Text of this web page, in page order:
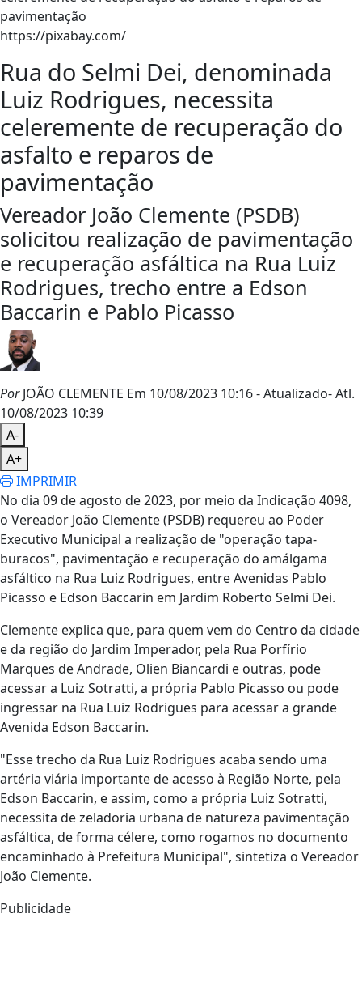
https://pixabay.com/
Rua do Selmi Dei, denominada
Luiz Rodrigues, necessita
celeremente de recuperação do
asfalto e reparos de
pavimentação
Vereador João Clemente (PSDB)
solicitou realização de pavimentação
e recuperação asfáltica na Rua Luiz
Rodrigues, trecho entre a Edson
Baccarin e Pablo Picasso
PorJOÃO CLEMENTE Em 10/08/2023 10:16- Atualizado- Atl.
10/08/2023 10:39
A-
A+
IMPRIMIR
No dia 09 de agosto de 2023, por meio da Indicação 4098,
o Vereador João Clemente (PSDB) requereu ao Poder
Executivo Municipal a realização de "operação tapa-
buracos", pavimentação e recuperação do amálgama
asfáltico na Rua Luiz Rodrigues, entre Avenidas Pablo
Picasso e Edson Baccarin em Jardim Roberto Selmi Dei.
Clemente explica que, para quem vem do Centro da cidade
e da região do Jardim Imperador, pela Rua Porfírio
Marques de Andrade, Olien Biancardi e outras, pode
acessar a Luiz Sotratti, a própria Pablo Picasso ou pode
ingressar na Rua Luiz Rodrigues para acessar a grande
Avenida Edson Baccarin.
"Esse trecho da Rua Luiz Rodrigues acaba sendo uma
artéria viária importante de acesso à Região Norte, pela
Edson Baccarin, e assim, como a própria Luiz Sotratti,
necessita de zeladoria urbana de natureza pavimentação
asfáltica, de forma célere, como rogamos no documento
encaminhado à Prefeitura Municipal", sintetiza o Vereador
João Clemente.
Publicidade